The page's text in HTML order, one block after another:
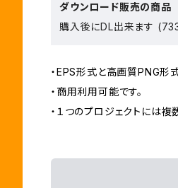
ダウンロード販売の商品
購入後にDL出来ます
・EPS形式と高画質PNG形
・商用利用可能です。
・１つのプロジェクトには複